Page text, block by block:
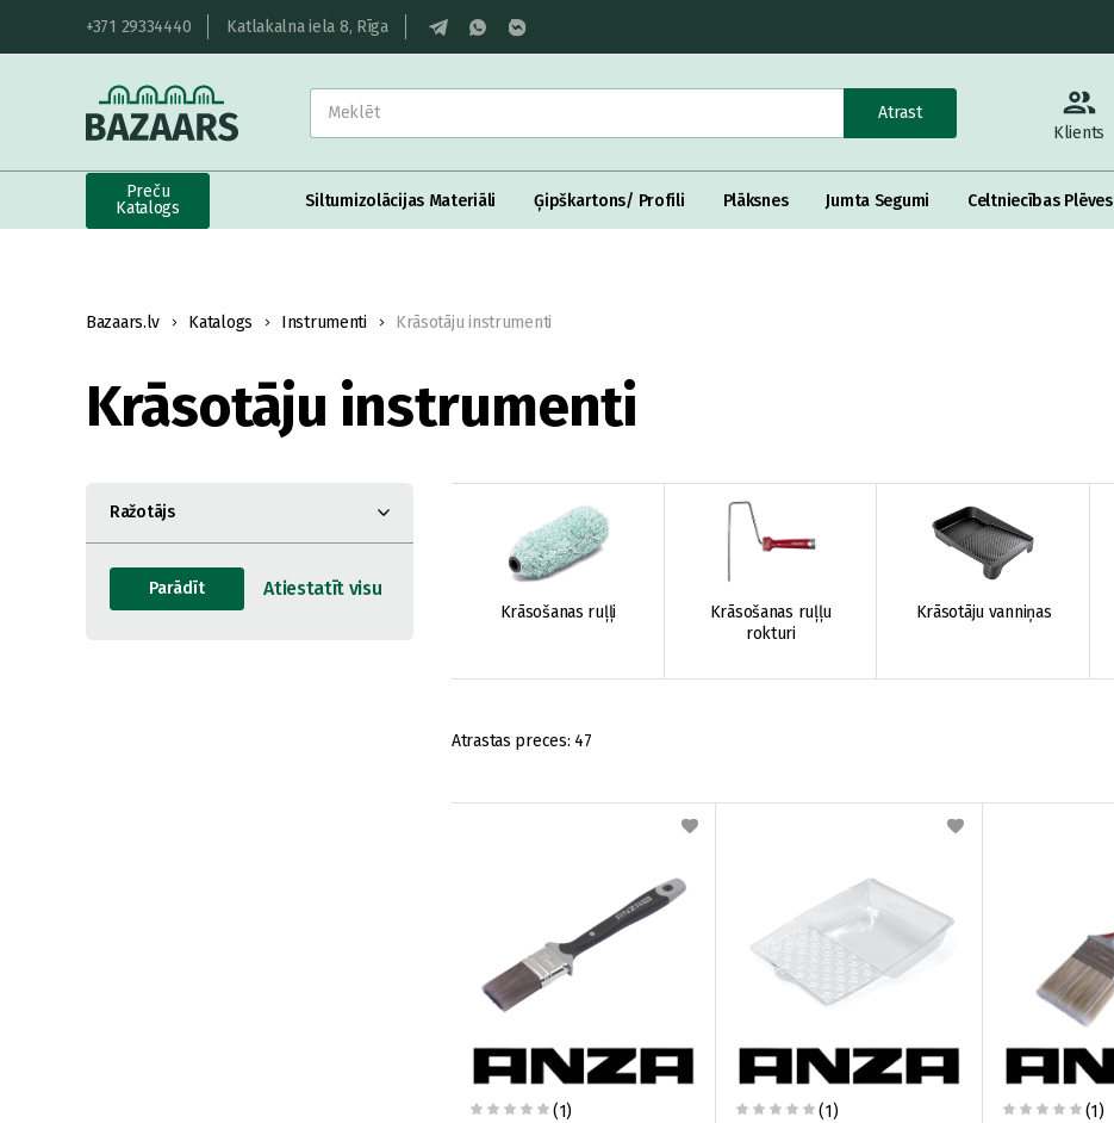
+371 29334440 Katlakalna iela 8, Rīga
Atrast
Klients
Preču
Katalogs
Siltumizolācijas Materiāli Ģipškartons/ Profili Plāksnes Jumta Segumi Celtniecības Plēves
Bazaars.lv Katalogs Instrumenti Krāsotāju instrumenti
Krāsotāju instrumenti
Ražotājs
Krāsošanas ruļļi
Krāsošanas ruļļu
rokturi
Krāsotāju vanniņas
Atrastas preces: 47
(1)
(1)
(1)